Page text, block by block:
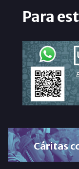
Para
Cáritas